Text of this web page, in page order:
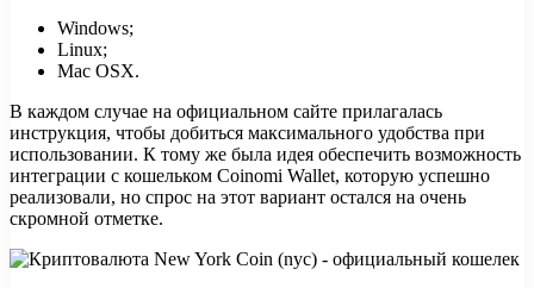
Windows;
Linux;
Mac OSX.
В каждом случае на официальном сайте прилагалась
инструкция, чтобы добиться максимального удобства при
использовании. К тому же была идея обеспечить возможность
интеграции с кошельком Coinomi Wallet, которую успешно
реализовали, но спрос на этот вариант остался на очень
скромной отметке.